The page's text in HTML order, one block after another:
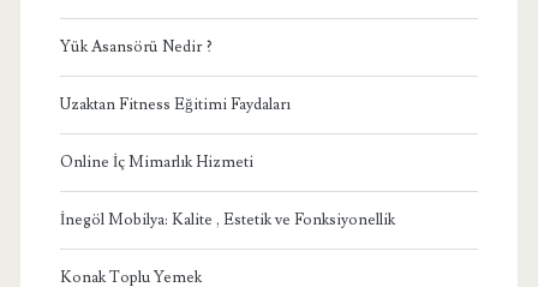
Yük Asansörü Nedir ?
Uzaktan Fitness Eğitimi Faydaları
Online İç Mimarlık Hizmeti
İnegöl Mobilya: Kalite , Estetik ve Fonksiyonellik
Konak Toplu Yemek